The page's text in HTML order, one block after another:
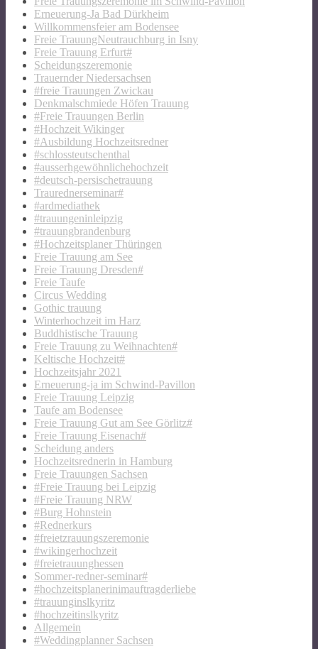
Erneuerung-Ja Bad Dürkheim
Willkommensfeier am Bodensee
Freie TrauungNeutrauchburg in Isny
Freie Trauung Erfurt#
Scheidungszeremonie
Trauernder Niedersachsen
#freie Trauungen Zwickau
Denkmalschmiede Höfen Trauung
#Freie Trauungen Berlin
#Hochzeit Wikinger
#Ausbildung Hochzeitsredner
#schlossteutschenthal
#ausserhgewöhnlichehochzeit
#deutsch-persischetrauung
Traurednerseminar#
#ardmediathek
#trauungeninleipzig
#trauungbrandenburg
#Hochzeitsplaner Thüringen
Freie Trauung am See
Freie Trauung Dresden#
Freie Taufe
Circus Wedding
Gothic trauung
Winterhochzeit im Harz
Buddhistische Trauung
Freie Trauung zu Weihnachten#
Keltische Hochzeit#
Hochzeitsjahr 2021
Erneuerung-ja im Schwind-Pavillon
Freie Trauung Leipzig
Taufe am Bodensee
Freie Trauung Gut am See Görlitz#
Freie Trauung Eisenach#
Scheidung anders
Hochzeitsrednerin in Hamburg
Freie Trauungen Sachsen
#Freie Trauung bei Leipzig
#Freie Trauung NRW
#Burg Hohnstein
#Rednerkurs
#freietzrauungszeremonie
#wikingerhochzeit
#freietrauunghessen
Sommer-redner-seminar#
#hochzeitsplanerinimauftragderliebe
#trauunginslkyritz
#hochzeitinslkyritz
Allgemein
#Weddingplanner Sachsen